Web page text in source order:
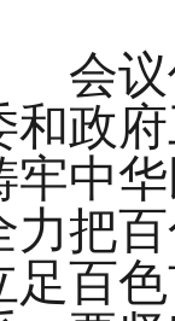
议传
和政
牢中
力把
足百